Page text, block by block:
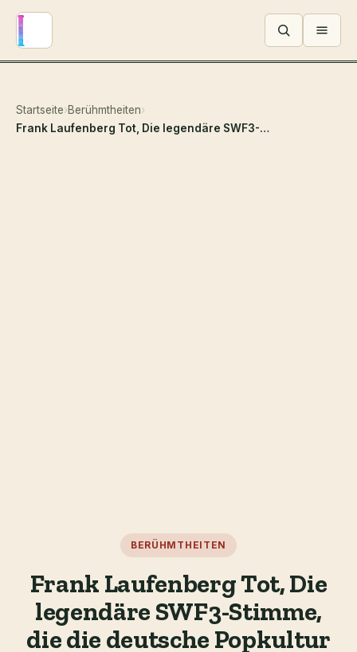
Menü
Startseite›Berühmtheiten›
Frank Laufenberg Tot, Die legendäre SWF3-Stimme, die die deutsche Popkultur prägte
BERÜHMTHEITEN
Frank Laufenberg Tot, Die
legendäre SWF3-Stimme,
die die deutsche Popkultur